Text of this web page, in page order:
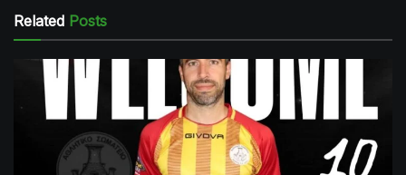
Related Posts